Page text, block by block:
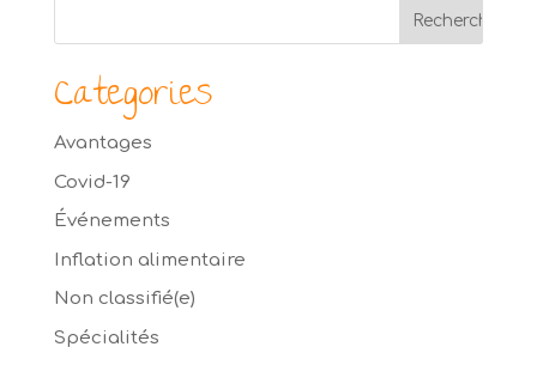
Categories
Avantages
Covid-19
Événements
Inflation alimentaire
Non classifié(e)
Spécialités